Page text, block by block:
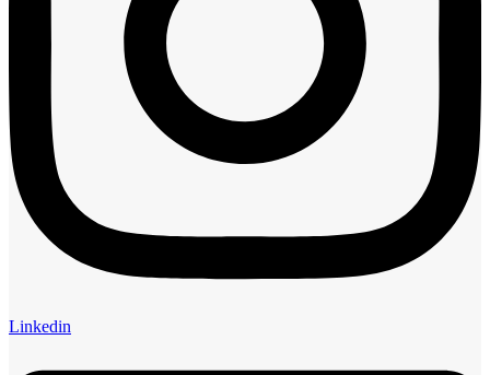
Linkedin